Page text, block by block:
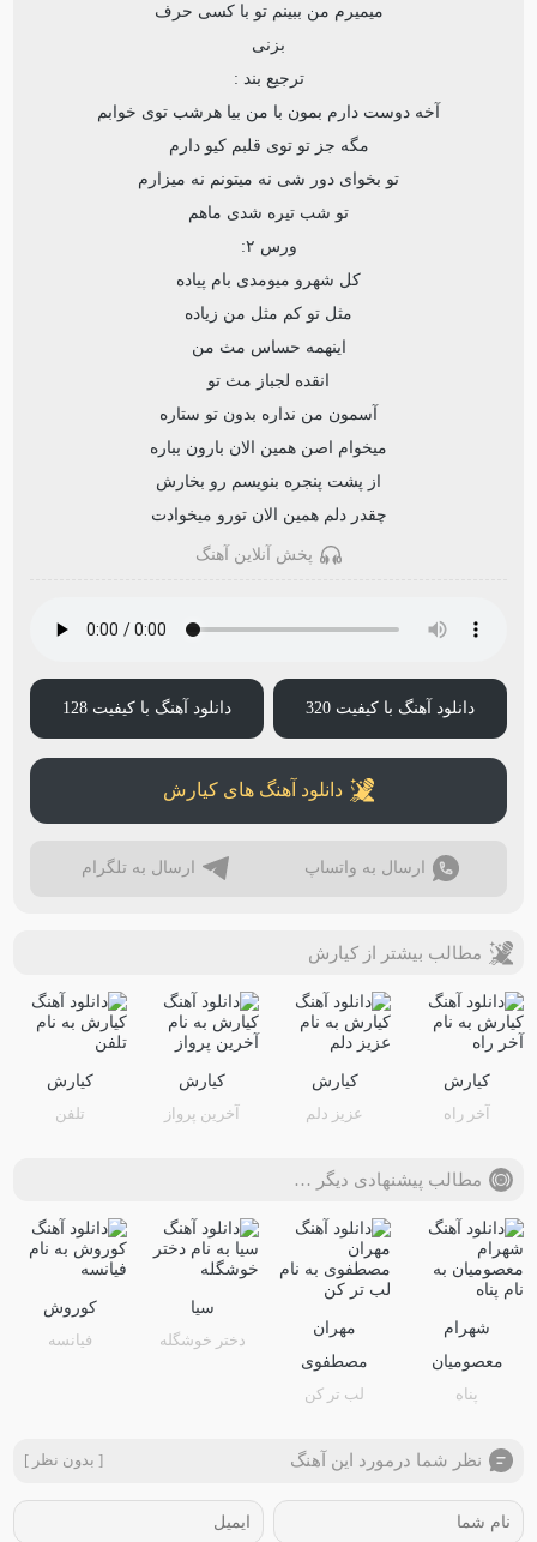
میمیرم من ببینم تو با کسی حرف
بزنی
ترجیع بند :
آخه دوست دارم بمون با من بیا هرشب توی خوابم
مگه جز تو توی قلبم کیو دارم
تو بخوای دور شی نه میتونم نه میزارم
تو شب تیره شدی ماهم
ورس ۲:
کل شهرو میومدی بام پیاده
مثل تو کم مثل من زیاده
اینهمه حساس مث من
انقده لجباز مث تو
آسمون من نداره بدون تو ستاره
میخوام اصن همین الان بارون بباره
از پشت پنجره بنویسم رو بخارش
چقدر دلم همین الان تورو میخوادت
پخش آنلاین آهنگ
دانلود آهنگ با کیفیت 320 دانلود آهنگ با کیفیت 128
دانلود آهنگ های کیارش
ارسال به واتساپ ارسال به تلگرام
مطالب بیشتر از کیارش
کیارش
آخر راه
کیارش
عزیز دلم
کیارش
آخرین پرواز
کیارش
تلفن
مطالب پیشنهادی دیگر …
شهرام
معصومیان
پناه
مهران
مصطفوی
لب تر کن
سیا
دختر خوشگله
کوروش
فیانسه
نظر شما درمورد این آهنگ [ بدون نظر ]